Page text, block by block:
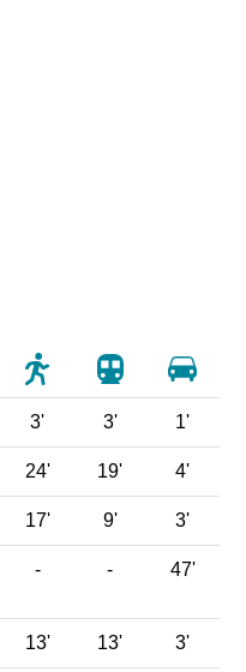
3' 3' 1'
24' 19' 4'
17' 9' 3'
- - 47'
13' 13' 3'